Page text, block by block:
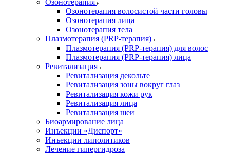
Озонотерапия
Озонотерапия волосистой части головы
Озонотерапия лица
Озонотерапия тела
Плазмотерапия (PRP-терапия)
Плазмотерапия (PRP-терапия) для волос
Плазмотерапия (PRP-терапия) лица
Ревитализация
Ревитализация декольте
Ревитализация зоны вокруг глаз
Ревитализация кожи рук
Ревитализация лица
Ревитализация шеи
Биоармирование лица
Инъекции «Диспорт»
Инъекции липолитиков
Лечение гипергидроза